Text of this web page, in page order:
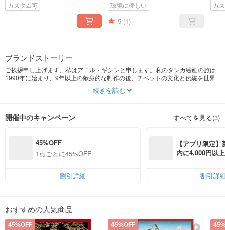
カスタム可 環境に優しい
5 (1)
カ
ブランドストーリー
ご挨拶申し上げます、私はアニル・ギシンと申します。私のタンカ絵画の旅は
1990年に始まり、9年以上の献身的な制作の後、チベットの文化と伝統を世界
中に広める使命を感じました。それ以来、私の使命はネパールの職人を支援
し、彼らの生活を向上させ、困っている人々を支援することです。私の店を設
家を挙げて、多様な文化を促進し、芸術愛好家の間に愛と幸福を広めることで
続きを読む
開催中のキャンペーン すべてを見る(3)
45%OFF
1点ごとに45%OFF
割引詳細
【アプリ限定
内に4,000円以
割引詳
おすすめの人気商品
45%OFF 45%OFF